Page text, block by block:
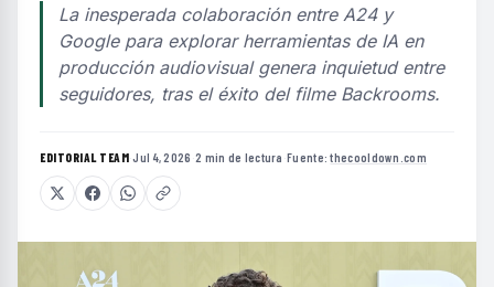
La inesperada colaboración entre A24 y
Google para explorar herramientas de IA en
producción audiovisual genera inquietud entre
seguidores, tras el éxito del filme Backrooms.
EDITORIAL TEAM·Jul 4, 2026 ·2 min de lectura ·Fuente:thecooldown.com